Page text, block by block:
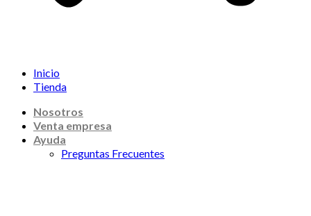
Inicio
Tienda
Nosotros
Venta empresa
Ayuda
Preguntas Frecuentes